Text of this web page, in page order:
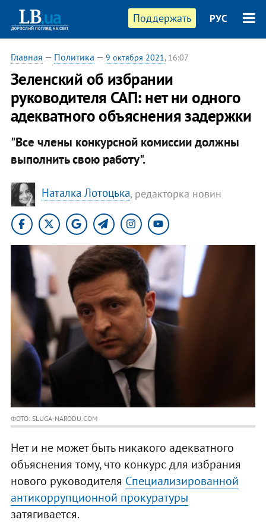
Поддержать РУС
Главная — Политика — 9 октября 2021, 16:07
Зеленский об избрании
руководителя САП: нет ни одного
адекватного объяснения задержки
"Все члены конкурсной комиссии должны
выполнить свою работу".
Наталка Лотоцька, редакторка новин
ФОТО: SLUGA-NARODU.COM
Нет и не может быть никакого адекватного
объяснения тому, что конкурс для избрания
нового руководителя Специализированной
антикоррупционной прокуратуры
затягивается.